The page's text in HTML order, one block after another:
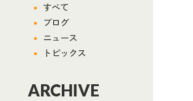
すべて
ブログ
ニュース
トピックス
ARCHIVE